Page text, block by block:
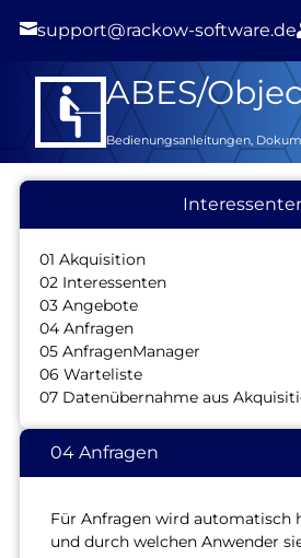
support@rackow-software.de
ABES/
Bedienungsanleitungen,
01 Akquisition
02 Interessenten
03 Angebote
04 Anfragen
05 AnfragenManager
06 Warteliste
07 Datenübernahme aus
04 Anfragen
Für Anfragen wird automatisch
und durch welchen Anwender